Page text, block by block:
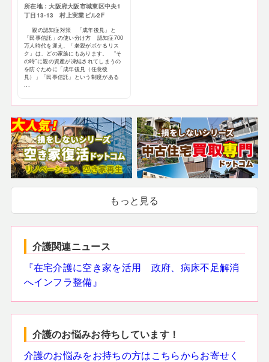
所在地：大阪府大阪市城東区中央1
丁目13-13 村上実業ビル2F
親の認知症対策 「成年後見」と
「民事信託」の使い分け方 認知症700
万人時代を迎え、「老親がボケるリス
ク」は、どの家族にもあります。 “そ
の時”に親の資産が凍結されてしまうの
を防ぐために「成年後見（任意後
見）」「民事信託」という制度がある
...
もっと見る
介護関連ニュース
『在宅介護に空き家を活用 政府、病床不足解消
へインフラ整備』
介護のお悩みお待ちしています！
介護のお悩みをお持ちの方はこちらからお寄せく